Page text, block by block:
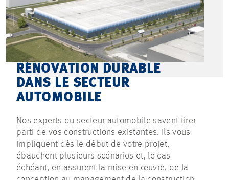
RÉNOVATION DURABLE
DANS LE SECTEUR
AUTOMOBILE
Nos experts du secteur automobile savent tirer
parti de vos constructions existantes. Ils vous
impliquent dès le début de votre projet,
ébauchent plusieurs scénarios et, le cas
échéant, en assurent la mise en œuvre, de la